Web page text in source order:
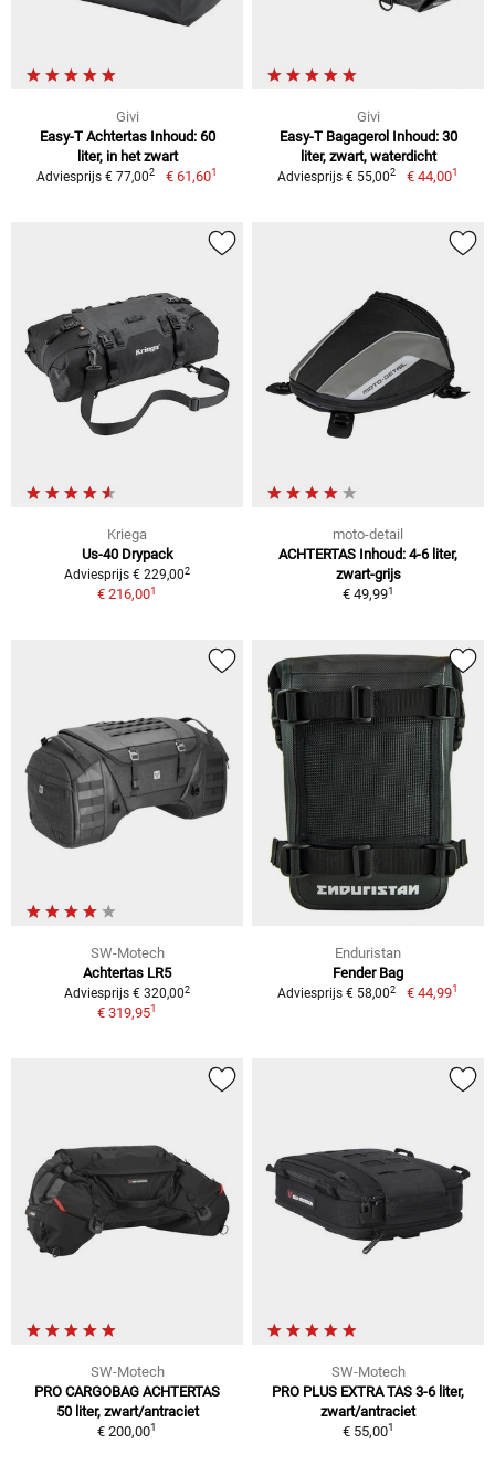
Givi
Easy-T Achtertas Inhoud: 60
liter, in het zwart
Adviesprijs € 77,002 € 61,601
Givi
Easy-T Bagagerol Inhoud: 30
liter, zwart, waterdicht
Adviesprijs € 55,002 € 44,001
Kriega
Us-40 Drypack
Adviesprijs € 229,002
€ 216,001
moto-detail
ACHTERTAS Inhoud: 4-6 liter,
zwart-grijs
€ 49,991
SW-Motech
Achtertas LR5
Adviesprijs € 320,002
€ 319,951
Enduristan
Fender Bag
Adviesprijs € 58,002 € 44,991
SW-Motech
PRO CARGOBAG ACHTERTAS
50 liter, zwart/antraciet
€ 200,001
SW-Motech
PRO PLUS EXTRA TAS 3-6 liter,
zwart/antraciet
€ 55,001